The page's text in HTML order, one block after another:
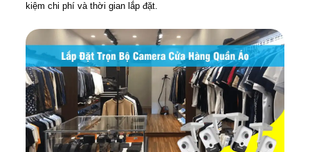
kiệm chi phí và thời gian lắp đặt.